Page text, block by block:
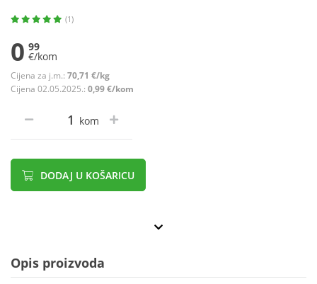
(1)
0 99
€/kom
Cijena za j.m.: 70,71 €/kg
Cijena 02.05.2025.: 0,99 €/kom
kom
DODAJ U KOŠARICU
Opis proizvoda